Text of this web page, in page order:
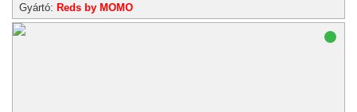
Gyártó: Reds by MOMO